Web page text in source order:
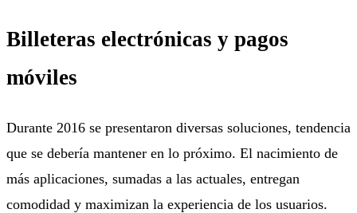
Billeteras electrónicas y pagos
móviles
Durante 2016 se presentaron diversas soluciones, tendencia
que se debería mantener en lo próximo. El nacimiento de
más aplicaciones, sumadas a las actuales, entregan
comodidad y maximizan la experiencia de los usuarios.